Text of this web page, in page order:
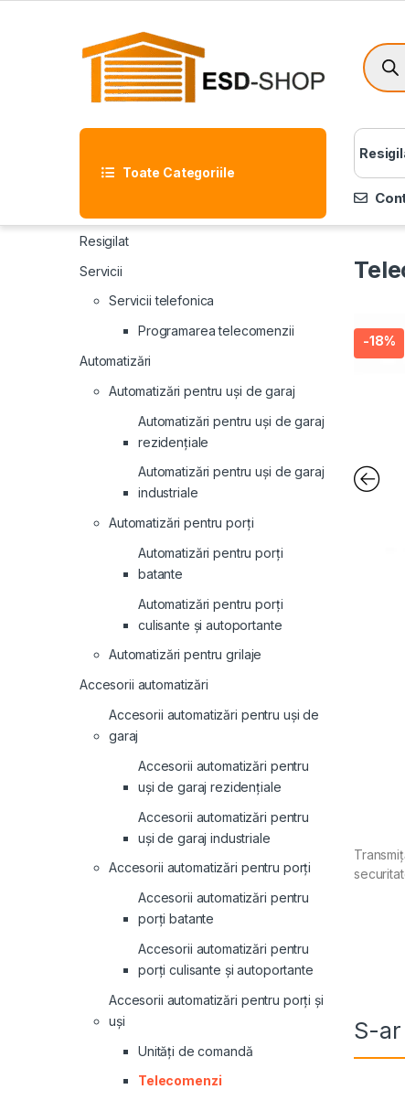
Toate Categoriile
-18%
S-
Resigilat
Servicii
Servicii telefonica
Programarea telecomenzii
Automatizări
Automatizări pentru uși de garaj
Automatizări pentru uși de garaj
rezidențiale
Automatizări pentru uși de garaj
industriale
Automatizări pentru porți
Automatizări pentru porți
batante
Automatizări pentru porți
culisante și autoportante
Automatizări pentru grilaje
Accesorii automatizări
Accesorii automatizări pentru uși de
garaj
Accesorii automatizări pentru
uși de garaj rezidențiale
Accesorii automatizări pentru
uși de garaj industriale
Accesorii automatizări pentru porți
Accesorii automatizări pentru
porți batante
Accesorii automatizări pentru
porți culisante și autoportante
Accesorii automatizări pentru porți și
uși
Unități de comandă
Telecomenzi